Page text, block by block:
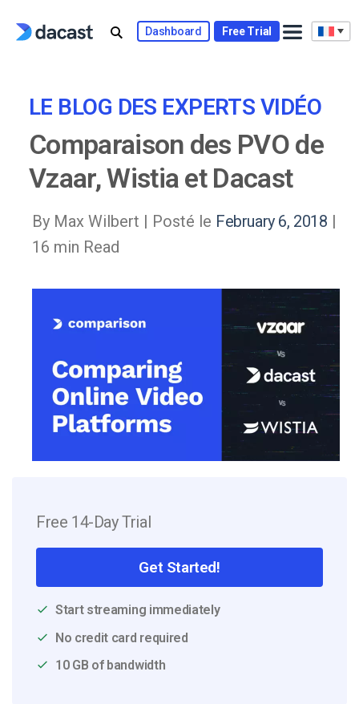
Dashboard Free Trial
LE BLOG DES EXPERTS VIDÉO
Comparaison des PVO de
Vzaar, Wistia et Dacast
By Max Wilbert | Posté le February 6, 2018 |
16 min Read
Free 14-Day Trial
Get Started!
Start streaming immediately
No credit card required
10 GB of bandwidth